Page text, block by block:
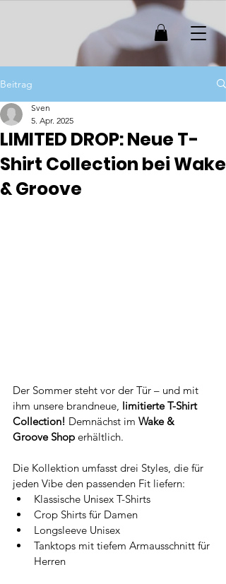
Beitrag
LIMITED DROP: Neue T-
Shirt Collection bei Wake
& Groove
Sven
5. Apr. 2025
Der Sommer steht vor der Tür – und mit
ihm unsere brandneue, limitierte T-Shirt
Collection! Demnächst im Wake &
Groove Shop erhältlich.
Die Kollektion umfasst drei Styles, die für
jeden Vibe den passenden Fit liefern:
Klassische Unisex T-Shirts
Crop Shirts für Damen
Longsleeve Unisex
Tanktops mit tiefem Armausschnitt für
Herren